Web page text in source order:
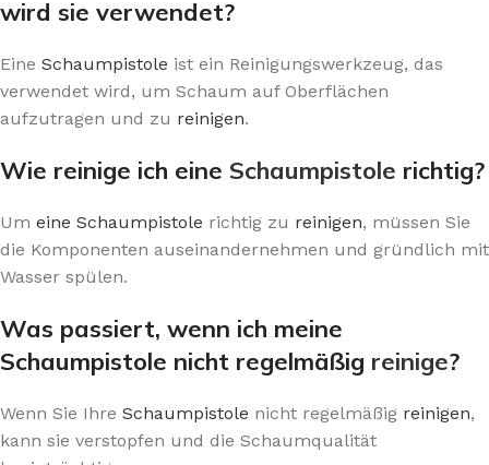
wird sie verwendet?
Eine Schaumpistole ist ein Reinigungswerkzeug, das
verwendet wird, um Schaum auf Oberflächen
aufzutragen und zu reinigen.
Wie reinige ich eine Schaumpistole richtig?
Um eine Schaumpistole richtig zu reinigen, müssen Sie
die Komponenten auseinandernehmen und gründlich mit
Wasser spülen.
Was passiert, wenn ich meine
Schaumpistole nicht regelmäßig reinige?
Wenn Sie Ihre Schaumpistole nicht regelmäßig reinigen,
kann sie verstopfen und die Schaumqualität